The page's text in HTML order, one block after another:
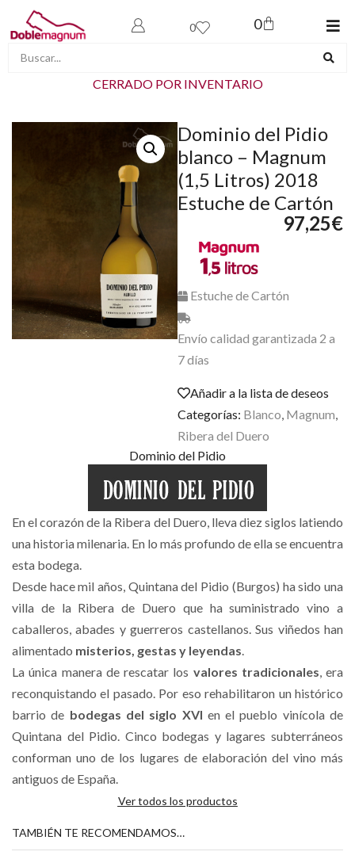
0 0
CERRADO POR INVENTARIO
Dominio del Pidio
blanco – Magnum
(1,5 Litros) 2018
Estuche de Cartón
97,25€
Estuche de Cartón
Envío calidad garantizada 2 a
7 días
Añadir a la lista de deseos
Categorías: Blanco, Magnum,
Ribera del Duero
Dominio del Pidio
En el corazón de la Ribera del Duero, lleva diez siglos latiendo
una historia milenaria. En lo más profundo de ella se encuentra
esta bodega.
Desde hace mil años, Quintana del Pidio (Burgos) ha sido una
villa de la Ribera de Duero que ha suministrado vino a
caballeros, abades y guerreros castellanos. Sus viñedos han
alimentado misterios, gestas y leyendas.
La única manera de rescatar los valores tradicionales, era
reconquistando el pasado. Por eso rehabilitaron un histórico
barrio de bodegas del siglo XVI en el pueblo vinícola de
Quintana del Pidio. Cinco bodegas y lagares subterráneos
conforman uno de los lugares de elaboración del vino más
antiguos de España.
Ver todos los productos
TAMBIÉN TE RECOMENDAMOS…